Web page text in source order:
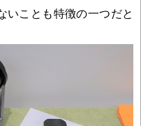
いことも特徴の一つだと